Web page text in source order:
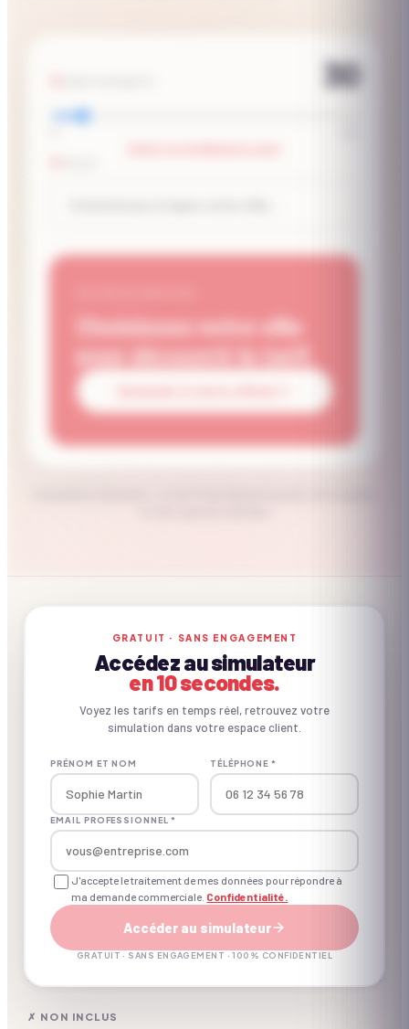
30
Choisissez votre ville
pour découvrir le tarif.
GRATUIT · SANS ENGAGEMENT
Accédez au simulateur
en 10 secondes.
Voyez les tarifs en temps réel, retrouvez votre
simulation dans votre espace client.
PRÉNOM ET NOM TÉLÉPHONE *
EMAIL PROFESSIONNEL *
J'accepte le traitement de mes données pour répondre à
ma demande commerciale. Confidentialité.
Accéder au simulateur
GRATUIT · SANS ENGAGEMENT · 100% CONFIDENTIEL
CE QU'ON APPORTE
Inclus vs. non inclus.
Concept créé pour le B2B
Matériel d'animation
Animateur(s) professionnel(s)
Coordination d'un expert à J-7
✗ NON INCLUS